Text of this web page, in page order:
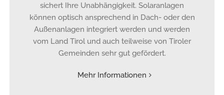
sichert Ihre Unabhängigkeit. Solaranlagen
können optisch ansprechend in Dach- oder den
Außenanlagen integriert werden und werden
vom Land Tirol und auch teilweise von Tiroler
Gemeinden sehr gut gefördert.
Mehr Informationen